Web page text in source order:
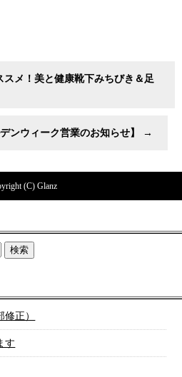
スメ！美と健康靴下みちびき＆足
デンウィーク営業のお知らせ】 →
(C) Glanz
正）
す